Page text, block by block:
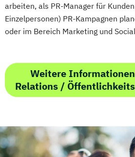
arbeiten, als PR-Manager für
Einzelpersonen) PR-Kampagnen
oder im Bereich Marketing und
Weitere
Relations /